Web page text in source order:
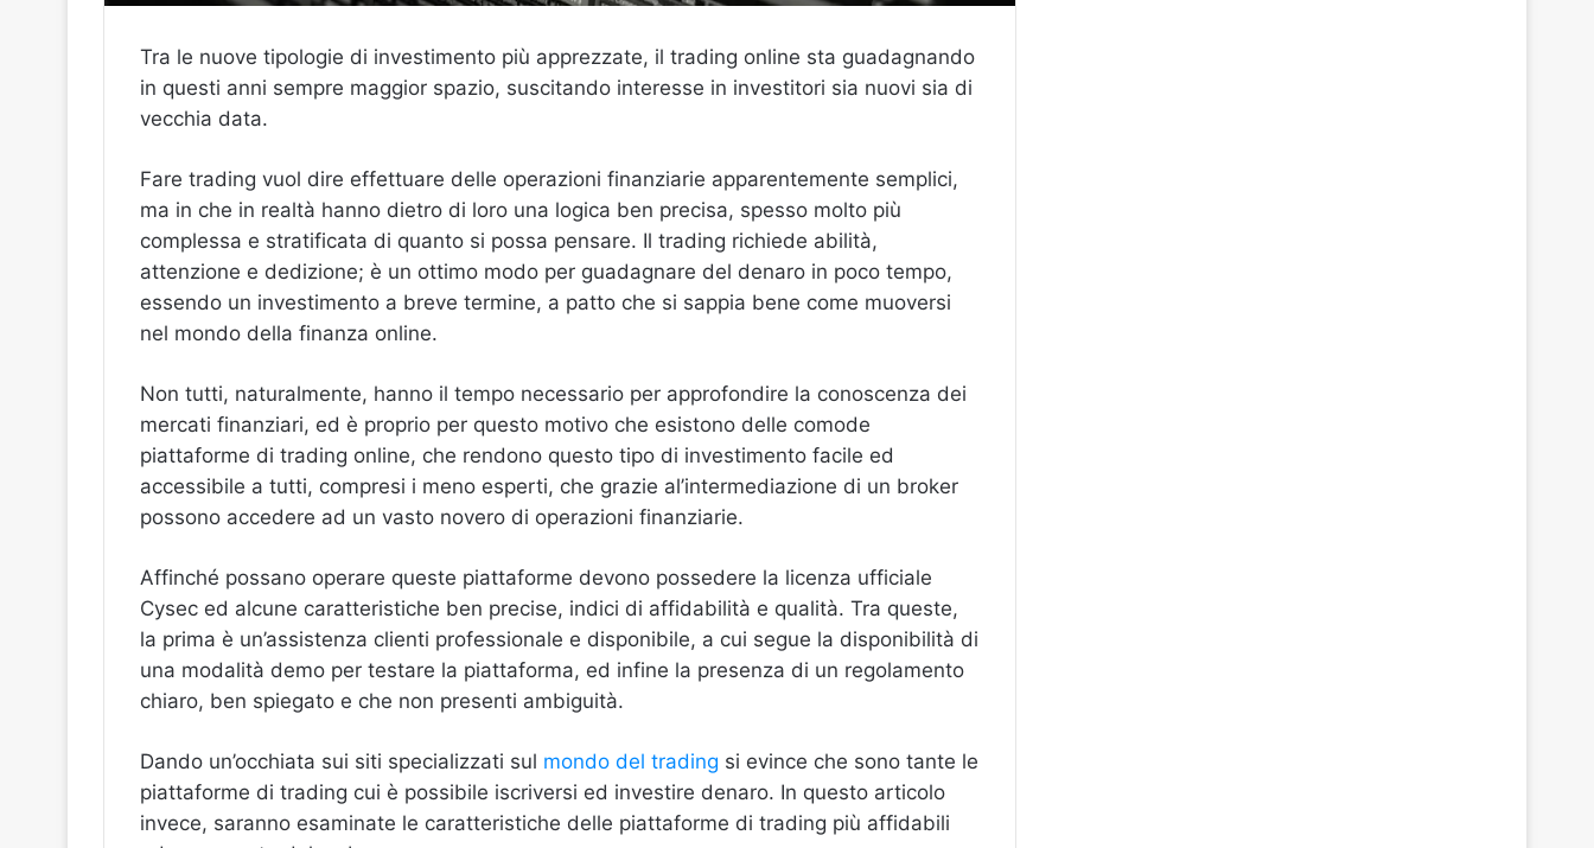
Tra le nuove tipologie di investimento più apprezzate, il trading online sta guadagnando
in questi anni sempre maggior spazio, suscitando interesse in investitori sia nuovi sia di
vecchia data.
Fare trading vuol dire effettuare delle operazioni finanziarie apparentemente semplici,
ma in che in realtà hanno dietro di loro una logica ben precisa, spesso molto più
complessa e stratificata di quanto si possa pensare. Il trading richiede abilità,
attenzione e dedizione; è un ottimo modo per guadagnare del denaro in poco tempo,
essendo un investimento a breve termine, a patto che si sappia bene come muoversi
nel mondo della finanza online.
Non tutti, naturalmente, hanno il tempo necessario per approfondire la conoscenza dei
mercati finanziari, ed è proprio per questo motivo che esistono delle comode
piattaforme di trading online, che rendono questo tipo di investimento facile ed
accessibile a tutti, compresi i meno esperti, che grazie al’intermediazione di un broker
possono accedere ad un vasto novero di operazioni finanziarie.
Affinché possano operare queste piattaforme devono possedere la licenza ufficiale
Cysec ed alcune caratteristiche ben precise, indici di affidabilità e qualità. Tra queste,
la prima è un’assistenza clienti professionale e disponibile, a cui segue la disponibilità di
una modalità demo per testare la piattaforma, ed infine la presenza di un regolamento
chiaro, ben spiegato e che non presenti ambiguità.
Dando un’occhiata sui siti specializzati sul mondo del trading si evince che sono tante le
piattaforme di trading cui è possibile iscriversi ed investire denaro. In questo articolo
invece, saranno esaminate le caratteristiche delle piattaforme di trading più affidabili